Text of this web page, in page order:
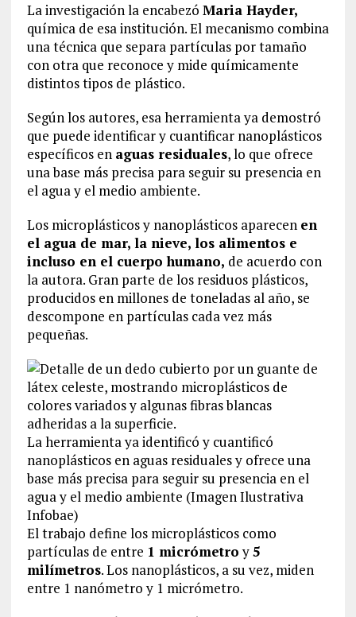
La investigación la encabezó Maria Hayder,
química de esa institución. El mecanismo combina
una técnica que separa partículas por tamaño
con otra que reconoce y mide químicamente
distintos tipos de plástico.
Según los autores, esa herramienta ya demostró
que puede identificar y cuantificar nanoplásticos
específicos en aguas residuales, lo que ofrece
una base más precisa para seguir su presencia en
el agua y el medio ambiente.
Los microplásticos y nanoplásticos aparecen en
el agua de mar, la nieve, los alimentos e
incluso en el cuerpo humano, de acuerdo con
la autora. Gran parte de los residuos plásticos,
producidos en millones de toneladas al año, se
descompone en partículas cada vez más
pequeñas.
La herramienta ya identificó y cuantificó
nanoplásticos en aguas residuales y ofrece una
base más precisa para seguir su presencia en el
agua y el medio ambiente (Imagen Ilustrativa
Infobae)
El trabajo define los microplásticos como
partículas de entre 1 micrómetroy5
milímetros. Los nanoplásticos, a su vez, miden
entre 1 nanómetro y 1 micrómetro.